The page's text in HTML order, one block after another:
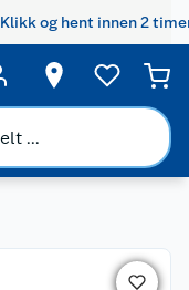
Klikk og hent innen 2